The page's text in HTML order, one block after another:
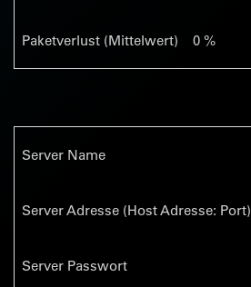
Paketverlust (Mittelwert) 0 %
Server Name
Server Adresse (Host Adresse: Port)
Server Passwort